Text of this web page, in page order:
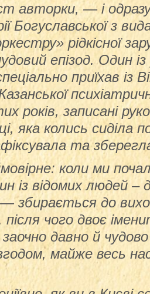
авторки, — і
Богуславської з
рідкісної
епізод. Один із
приїхав із
років, записані
яка колись сиділа
та
коли ми
із відомих людей –
збирається до
чого двоє
давно й
майже весь